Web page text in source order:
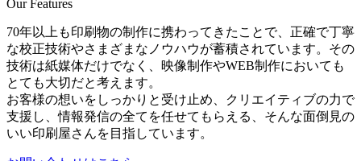
Our Features
70年以上も印刷物の制作に携わってきたことで、正確で丁寧
な校正技術やさまざまなノウハウが蓄積されています。その
技術は紙媒体だけでなく、映像制作やWEB制作においても
とても大切だと考えます。
お客様の想いをしっかりと受け止め、クリエイティブの力で
支援し、情報発信の全てを任せてもらえる、そんな面倒見の
いい印刷屋さんを目指しています。